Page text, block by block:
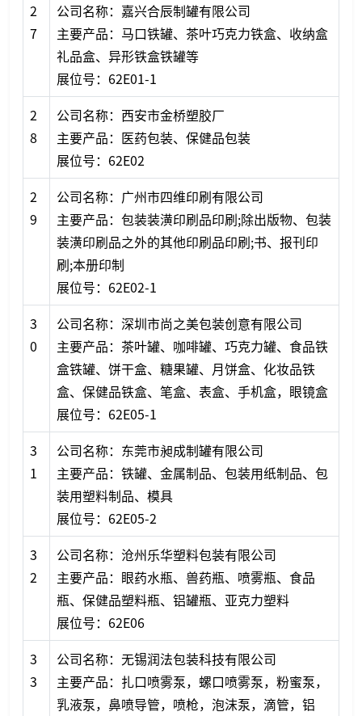
2
7
公司名称：嘉兴合辰制罐有限公司
主要产品：马口铁罐、茶叶巧克力铁盒、收纳盒
礼品盒、异形铁盒铁罐等
展位号：62E01-1
2
8
公司名称：西安市金桥塑胶厂
主要产品：医药包装、保健品包装
展位号：62E02
2
9
公司名称：广州市四维印刷有限公司
主要产品：包装装潢印刷品印刷;除出版物、包装
装潢印刷品之外的其他印刷品印刷;书、报刊印
刷;本册印制
展位号：62E02-1
3
0
公司名称：深圳市尚之美包装创意有限公司
主要产品：茶叶罐、咖啡罐、巧克力罐、食品铁
盒铁罐、饼干盒、糖果罐、月饼盒、化妆品铁
盒、保健品铁盒、笔盒、表盒、手机盒，眼镜盒
展位号：62E05-1
3
1
公司名称：东莞市昶成制罐有限公司
主要产品：铁罐、金属制品、包装用纸制品、包
装用塑料制品、模具
展位号：62E05-2
3
2
公司名称：沧州乐华塑料包装有限公司
主要产品：眼药水瓶、兽药瓶、喷雾瓶、食品
瓶、保健品塑料瓶、铝罐瓶、亚克力塑料
展位号：62E06
3
3
公司名称：无锡润法包装科技有限公司
主要产品：扎口喷雾泵，螺口喷雾泵，粉蜜泵，
乳液泵，鼻喷导管，喷枪，泡沫泵，滴管，铝